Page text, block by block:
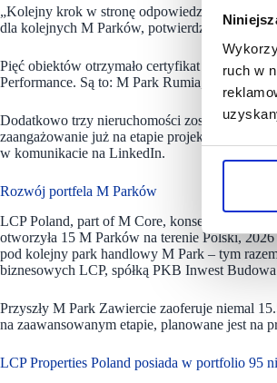
ruch w
„Kolejny krok w stronę odpowiedzialnego
dla kolejnych M Parków, potwierdzając, że
Pięć obiektów otrzymało certyfikat BREEAM
Performance. Są to: M Park Rumia, Puck,
Dodatkowo trzy nieruchomości zostały
zaangażowanie już na etapie projektowania i
w komunikacie na LinkedIn.
Rozwój portfela M Parków
LCP Poland, part of M Core, konsekwentnie
otworzyła 15 M Parków na terenie Polski,
pod kolejny park handlowy M Park – tym
biznesowych LCP, spółką PKB Inwest
Przyszły M Park Zawiercie zaoferuje niemal
na zaawansowanym etapie, planowane jest na
LCP Properties Poland posiada w portfolio 95